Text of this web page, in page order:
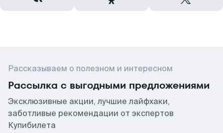
Рассказываем о полезном и интересном
Рассылка с выгодными предложениями
Эксклюзивные акции, лучшие лайфхаки,
заботливые рекомендации от экспертов
Купибилета